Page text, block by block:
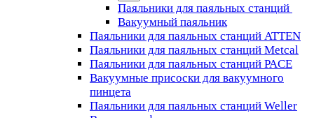
Паяльники для паяльных станций
Вакуумный паяльник
Паяльники для паяльных станций ATTEN
Паяльники для паяльных станций Metcal
Паяльники для паяльных станций PACE
Вакуумные присоски для вакуумного
пинцета
Паяльники для паяльных станций Weller